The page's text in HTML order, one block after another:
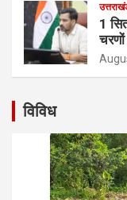
1
चरणों
विविध